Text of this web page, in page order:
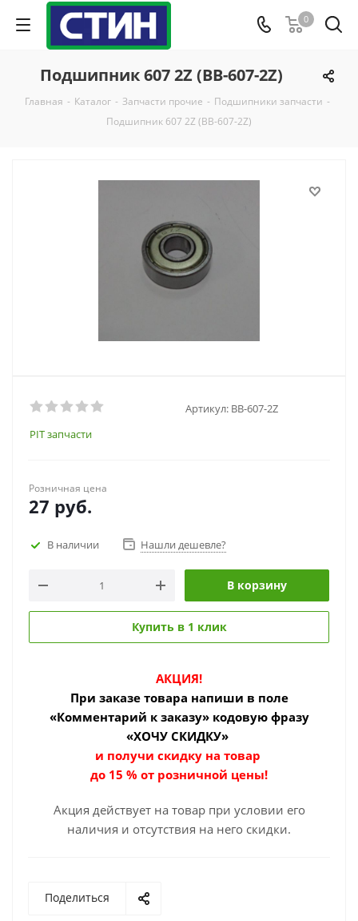
0
Подшипник 607 2Z (BB-607-2Z)
Главная - Каталог - Запчасти прочие - Подшипники запчасти -
Подшипник 607 2Z (BB-607-2Z)
Артикул: BB-607-2Z
PIT запчасти
Розничная цена
27 руб.
В наличии Нашли дешевле?
В корзину
Купить в 1 клик
АКЦИЯ!
При заказе товара напиши в поле
«Комментарий к заказу» кодовую фразу
«ХОЧУ СКИДКУ»
и получи скидку на товар
до 15 % от розничной цены!
Акция действует на товар при условии его
наличия и отсутствия на него скидки.
Поделиться